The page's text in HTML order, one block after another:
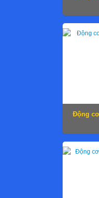
Động